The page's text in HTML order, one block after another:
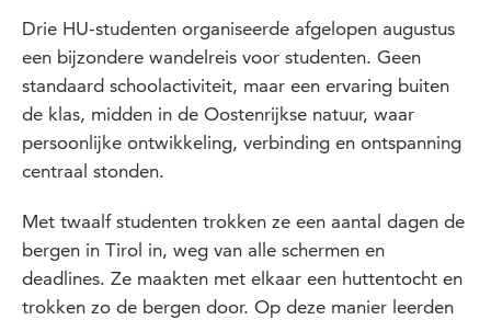
Drie HU-studenten organiseerde afgelopen augustus
een bijzondere wandelreis voor studenten. Geen
standaard schoolactiviteit, maar een ervaring buiten
de klas, midden in de Oostenrijkse natuur, waar
persoonlijke ontwikkeling, verbinding en ontspanning
centraal stonden.
Met twaalf studenten trokken ze een aantal dagen de
bergen in Tirol in, weg van alle schermen en
deadlines. Ze maakten met elkaar een huttentocht en
trokken zo de bergen door. Op deze manier leerden